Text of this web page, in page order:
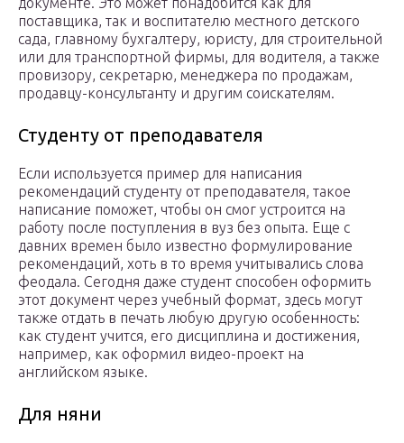
поставщика, так и воспитателю местного детского
сада, главному бухгалтеру, юристу, для строительной
или для транспортной фирмы, для водителя, а также
провизору, секретарю, менеджера по продажам,
продавцу-консультанту и другим соискателям.
Студенту от преподавателя
Если используется пример для написания
рекомендаций студенту от преподавателя, такое
написание поможет, чтобы он смог устроится на
работу после поступления в вуз без опыта. Еще с
давних времен было известно формулирование
рекомендаций, хоть в то время учитывались слова
феодала. Сегодня даже студент способен оформить
этот документ через учебный формат, здесь могут
также отдать в печать любую другую особенность:
как студент учится, его дисциплина и достижения,
например, как оформил видео-проект на
английском языке.
Для няни